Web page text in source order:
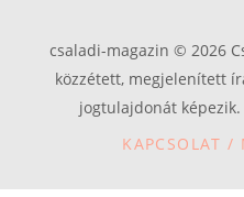
csaladi-magazin © 2026
közzétett, megjelenített
jogtulajdonát
KAPCSOLAT /